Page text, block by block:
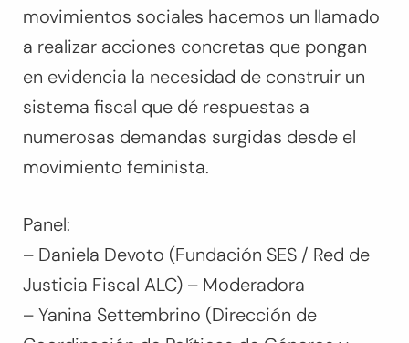
movimientos sociales hacemos un llamado
a realizar acciones concretas que pongan
en evidencia la necesidad de construir un
sistema fiscal que dé respuestas a
numerosas demandas surgidas desde el
movimiento feminista.
Panel:
– Daniela Devoto (Fundación SES / Red de
Justicia Fiscal ALC) – Moderadora
– Yanina Settembrino (Dirección de